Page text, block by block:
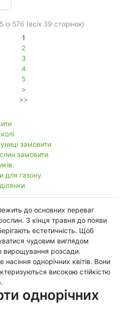
із 576 (всіх 39 сторінок)
1
2
3
4
5
>
>>
замовити
замовити
для газону
до основних переваг
З кінця травня до появи
естетичність. Щоб
чудовим виглядом
вирощування розсади.
однорічних квітів. Вони
високою стійкістю
однорічних